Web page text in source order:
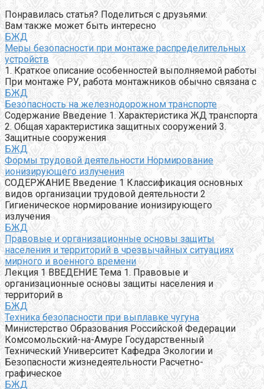
Понравилась статья? Поделиться с друзьями:
Вам также может быть интересно
БЖД
Меры безопасности при монтаже распределительных
устройств
1. Краткое описание особенностей выполняемой работы
При монтаже РУ, работа монтажников обычно связана с
БЖД
Безопасность на железнодорожном транспорте
Содержание Введение 1. Характеристика ЖД транспорта
2. Общая характеристика защитных сооружений 3.
Защитные сооружения
БЖД
Формы трудовой деятельности Нормирование
ионизирующего излучения
СОДЕРЖАНИЕ Введение 1 Классификация основных
видов организации трудовой деятельности 2
Гигиеническое нормирование ионизирующего
излучения
БЖД
Правовые и организационные основы защиты
населения и территорий в чрезвычайных ситуациях
мирного и военного времени
Лекция 1 ВВЕДЕНИЕ Тема 1. Правовые и
организационные основы защиты населения и
территорий в
БЖД
Техника безопасности при выплавке чугуна
Министерство Образования Российской Федерации
Комсомольский-на-Амуре Государственный
Технический Университет Кафедра Экологии и
Безопасности жизнедеятельности Расчетно-
графическое
БЖД